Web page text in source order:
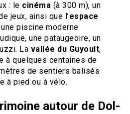
: le cinéma (à 300 m), un
jeux, ainsi que l’espace
piscine moderne
une pataugeoire, un
La vallée du Guyoult,
à quelques centaines de
de sentiers balisés
à pied ou à vélo.
autour de Dol-